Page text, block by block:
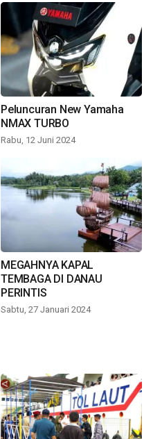
Peluncuran New Yamaha
NMAX TURBO
Rabu, 12 Juni 2024
MEGAHNYA KAPAL
TEMBAGA DI DANAU
PERINTIS
Sabtu, 27 Januari 2024